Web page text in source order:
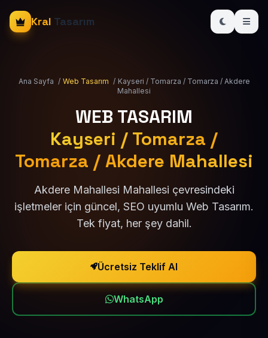
Kral Tasarım
Ana Sayfa / Web Tasarım / Kayseri / Tomarza / Tomarza / Akdere
Mahallesi
WEB TASARIM
Kayseri / Tomarza /
Tomarza / Akdere Mahallesi
Akdere Mahallesi Mahallesi çevresindeki
işletmeler için güncel, SEO uyumlu Web Tasarım.
Tek fiyat, her şey dahil.
Ücretsiz Teklif Al
WhatsApp